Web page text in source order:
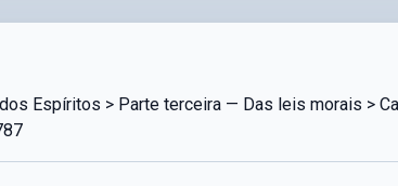
Espíritos > Parte terceira — Das leis morais >